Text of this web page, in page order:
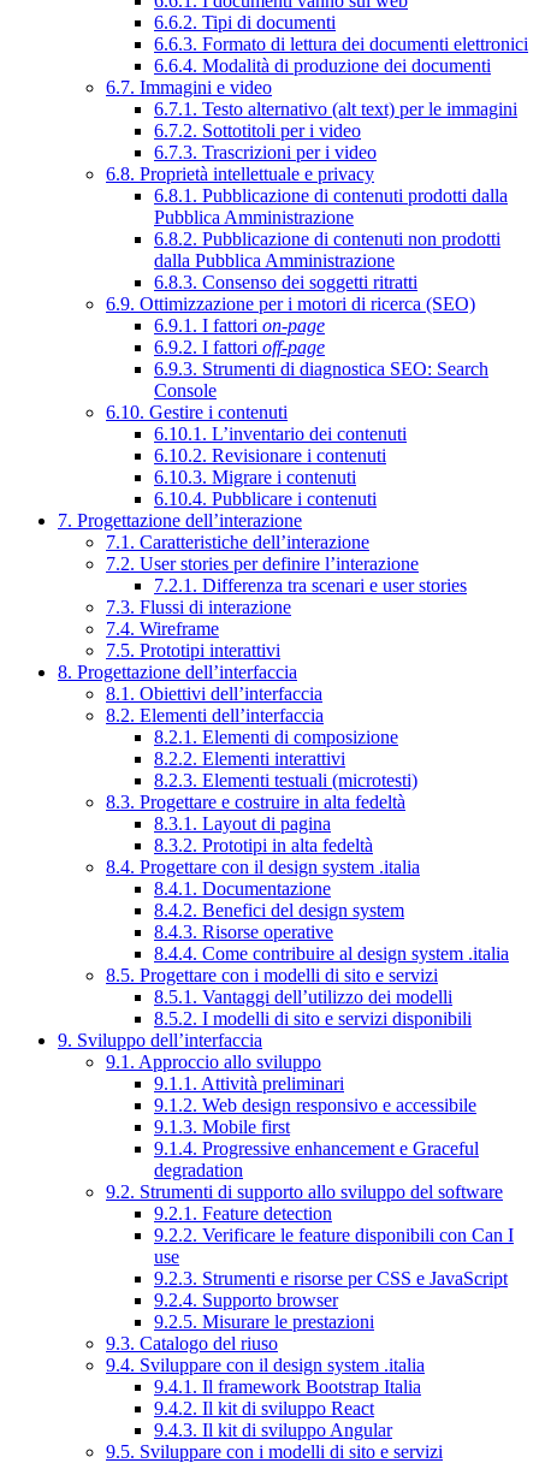
6.6.2. Tipi di documenti
6.6.3. Formato di lettura dei documenti elettronici
6.6.4. Modalità di produzione dei documenti
6.7. Immagini e video
6.7.1. Testo alternativo (alt text) per le immagini
6.7.2. Sottotitoli per i video
6.7.3. Trascrizioni per i video
6.8. Proprietà intellettuale e privacy
6.8.1. Pubblicazione di contenuti prodotti dalla
Pubblica Amministrazione
6.8.2. Pubblicazione di contenuti non prodotti
dalla Pubblica Amministrazione
6.8.3. Consenso dei soggetti ritratti
6.9. Ottimizzazione per i motori di ricerca (SEO)
6.9.1. I fattori on-page
6.9.2. I fattori off-page
6.9.3. Strumenti di diagnostica SEO: Search
Console
6.10. Gestire i contenuti
6.10.1. L’inventario dei contenuti
6.10.2. Revisionare i contenuti
6.10.3. Migrare i contenuti
6.10.4. Pubblicare i contenuti
7. Progettazione dell’interazione
7.1. Caratteristiche dell’interazione
7.2. User stories per definire l’interazione
7.2.1. Differenza tra scenari e user stories
7.3. Flussi di interazione
7.4. Wireframe
7.5. Prototipi interattivi
8. Progettazione dell’interfaccia
8.1. Obiettivi dell’interfaccia
8.2. Elementi dell’interfaccia
8.2.1. Elementi di composizione
8.2.2. Elementi interattivi
8.2.3. Elementi testuali (microtesti)
8.3. Progettare e costruire in alta fedeltà
8.3.1. Layout di pagina
8.3.2. Prototipi in alta fedeltà
8.4. Progettare con il design system .italia
8.4.1. Documentazione
8.4.2. Benefici del design system
8.4.3. Risorse operative
8.4.4. Come contribuire al design system .italia
8.5. Progettare con i modelli di sito e servizi
8.5.1. Vantaggi dell’utilizzo dei modelli
8.5.2. I modelli di sito e servizi disponibili
9. Sviluppo dell’interfaccia
9.1. Approccio allo sviluppo
9.1.1. Attività preliminari
9.1.2. Web design responsivo e accessibile
9.1.3. Mobile first
9.1.4. Progressive enhancement e Graceful
degradation
9.2. Strumenti di supporto allo sviluppo del software
9.2.1. Feature detection
9.2.2. Verificare le feature disponibili con Can I
use
9.2.3. Strumenti e risorse per CSS e JavaScript
9.2.4. Supporto browser
9.2.5. Misurare le prestazioni
9.3. Catalogo del riuso
9.4. Sviluppare con il design system .italia
9.4.1. Il framework Bootstrap Italia
9.4.2. Il kit di sviluppo React
9.4.3. Il kit di sviluppo Angular
9.5. Sviluppare con i modelli di sito e servizi